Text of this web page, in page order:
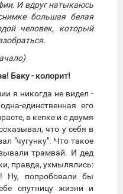
И вдруг натыкаюсь
большая белая
человек, который
Баку - колорит!
я никогда не видел -
единственная его
в кепке и с двумя
что у себя в
"чугунку". Что такое
трамвай. И дед
правда, ухмылялись:
Ну, попробовали бы
спутницу жизни и